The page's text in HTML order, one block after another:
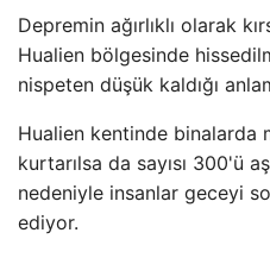
Depremin ağırlıklı olarak
Hualien bölgesinde
nispeten düşük kaldığı
Hualien kentinde binalarda
kurtarılsa da sayısı 300'ü
nedeniyle insanlar geceyi
ediyor.